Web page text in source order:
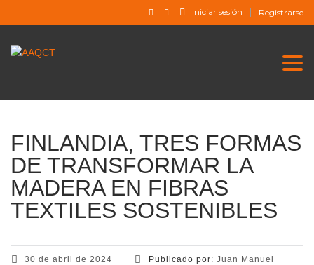
Iniciar sesión Registrarse
FINLANDIA, TRES FORMAS
DE TRANSFORMAR LA
MADERA EN FIBRAS
TEXTILES SOSTENIBLES
30 de abril de 2024 Publicado por: Juan Manuel